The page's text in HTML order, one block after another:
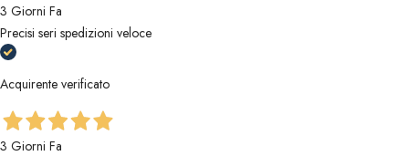
3 Giorni Fa
Precisi seri spedizioni veloce
Acquirente verificato
3 Giorni Fa